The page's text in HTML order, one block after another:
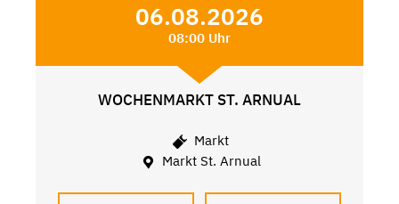
06.08.2026
08:00 Uhr
WOCHENMARKT ST. ARNUAL
Markt
Markt St. Arnual